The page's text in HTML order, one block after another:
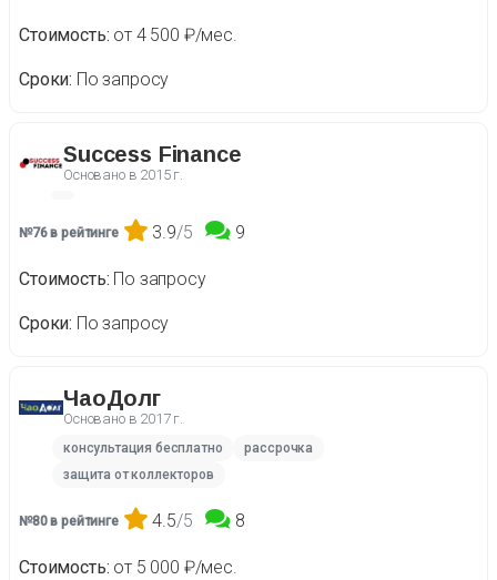
Стоимость от 4 500 ₽/мес.
Сроки По запросу
Success Finance
Основано в 2015 г.
№76 в рейтинге 3.9/5 9
Стоимость По запросу
Сроки По запросу
ЧаоДолг
Основано в 2017 г.
консультация бесплатно
рассрочка
защита от коллекторов
№80 в рейтинге 4.5/5 8
Стоимость от 5 000 ₽/мес.